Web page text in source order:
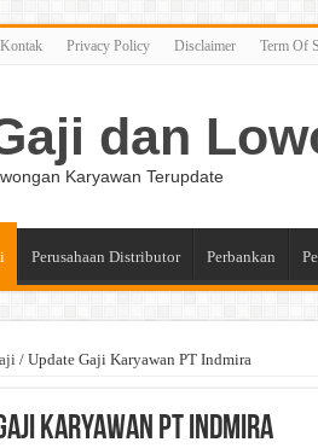
Kontak Privacy Policy Disclaimer Term Of
dan
Karyawan Terupdate
Perusahaan Distributor Perbankan
/ Update Gaji Karyawan PT Indmira
Karyawan PT Indmira